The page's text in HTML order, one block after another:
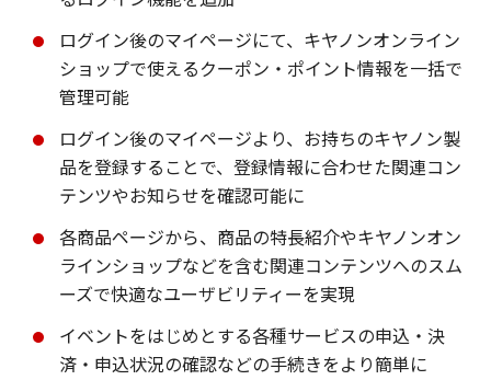
ログイン後のマイページにて、キヤノンオンライン
ショップで使えるクーポン・ポイント情報を一括で
管理可能
ログイン後のマイページより、お持ちのキヤノン製
品を登録することで、登録情報に合わせた関連コン
テンツやお知らせを確認可能に
各商品ページから、商品の特長紹介やキヤノンオン
ラインショップなどを含む関連コンテンツへのスム
ーズで快適なユーザビリティーを実現
イベントをはじめとする各種サービスの申込・決
済・申込状況の確認などの手続きをより簡単に